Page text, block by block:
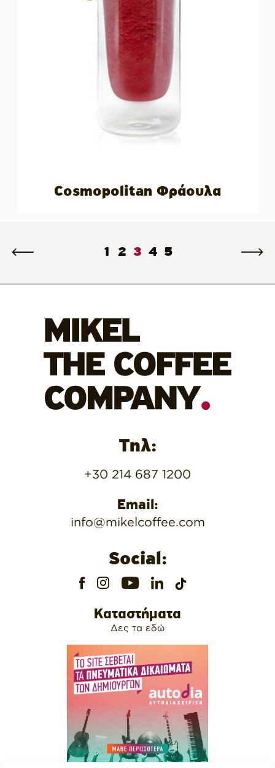
Cosmopolitan Φράουλα
1 2 3 4 5
Τηλ:
+30 214 687 1200
Email:
info@mikelcoffee.com
Social:
Καταστήματα
Δες τα εδώ